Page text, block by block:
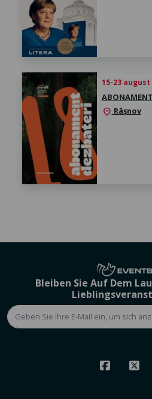
15-23 august
location_on Râșnov
Bleiben Sie Auf Dem